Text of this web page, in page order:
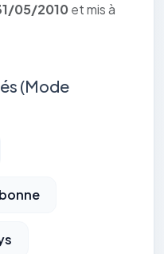
05/2010 et mis à
(Mode